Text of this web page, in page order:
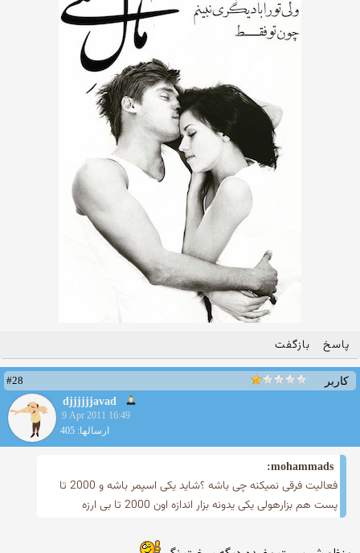
پاسخ بازگفت
کاربر
#28
djjjjjjavad
9 Apr 2011 16:49
ارسالها: 405
mohammads:
فعالیت فرقی نمیكنه چی باشه ؟شاید یكی اسپمر باشه و 2000 تا
پست هم بزارهولی یكی یدونه بزار اندازه اون 2000 تا بی ارزه